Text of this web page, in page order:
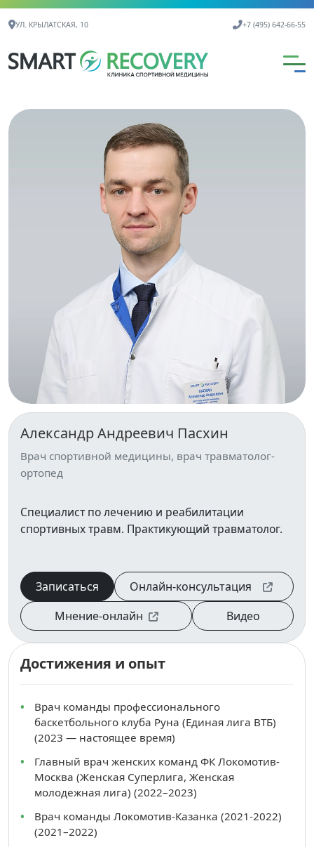
Контактная информация
УЛ. КРЫЛАТСКАЯ, 10 +7 (495) 642-66-55
Александр Андреевич Пасхин
Врач спортивной медицины, врач травматолог-
ортопед
Специалист по лечению и реабилитации
спортивных травм. Практикующий травматолог.
Записаться
Онлайн‑консультация
Мнение-онлайн
Видео
Достижения и опыт
Врач команды профессионального
баскетбольного клуба Руна (Единая лига ВТБ)
(2023 — настоящее время)
Главный врач женских команд ФК Локомотив-
Москва (Женская Суперлига, Женская
молодежная лига) (2022–2023)
Врач команды Локомотив-Казанка (2021-2022)
(2021–2022)